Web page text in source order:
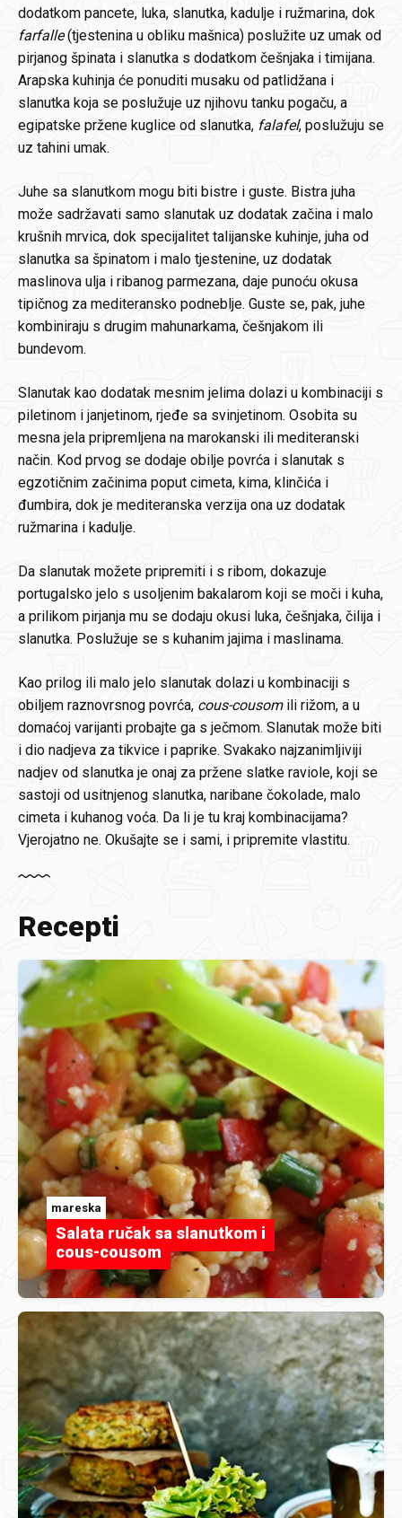
dodatkom pancete, luka, slanutka, kadulje i ružmarina, dok
farfalle(tjestenina u obliku mašnica) poslužite uz umak od
pirjanog špinata i slanutka s dodatkom češnjaka i timijana.
Arapska kuhinja će ponuditi musaku od patlidžana i
slanutka koja se poslužuje uz njihovu tanku pogaču, a
egipatske pržene kuglice od slanutka, falafel, poslužuju se
uz tahini umak.
Juhe sa slanutkom mogu biti bistre i guste. Bistra juha
može sadržavati samo slanutak uz dodatak začina i malo
krušnih mrvica, dok specijalitet talijanske kuhinje, juha od
slanutka sa špinatom i malo tjestenine, uz dodatak
maslinova ulja i ribanog parmezana, daje punoću okusa
tipičnog za mediteransko podneblje. Guste se, pak, juhe
kombiniraju s drugim mahunarkama, češnjakom ili
bundevom.
Slanutak kao dodatak mesnim jelima dolazi u kombinaciji s
piletinom i janjetinom, rjeđe sa svinjetinom. Osobita su
mesna jela pripremljena na marokanski ili mediteranski
način. Kod prvog se dodaje obilje povrća i slanutak s
egzotičnim začinima poput cimeta, kima, klinčića i
đumbira, dok je mediteranska verzija ona uz dodatak
ružmarina i kadulje.
Da slanutak možete pripremiti i s ribom, dokazuje
portugalsko jelo s usoljenim bakalarom koji se moči i kuha,
a prilikom pirjanja mu se dodaju okusi luka, češnjaka, čilija i
slanutka. Poslužuje se s kuhanim jajima i maslinama.
Kao prilog ili malo jelo slanutak dolazi u kombinaciji s
obiljem raznovrsnog povrća, cous-cousomili rižom, a u
domaćoj varijanti probajte ga s ječmom. Slanutak može biti
i dio nadjeva za tikvice i paprike. Svakako najzanimljiviji
nadjev od slanutka je onaj za pržene slatke raviole, koji se
sastoji od usitnjenog slanutka, naribane čokolade, malo
cimeta i kuhanog voća. Da li je tu kraj kombinacijama?
Vjerojatno ne. Okušajte se i sami, i pripremite vlastitu.
Recepti
mareska
Salata ručak sa slanutkom i
cous-cousom